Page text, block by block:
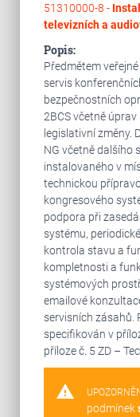
51310000-8 -
televizních a
Popis:
Předmětem
servis
bezpečnostních
2BCS včetně
legislativní změny.
NG včetně dalšího
instalovaného v
technickou
kongresového
podpora při
systému,
kontrola stavu a
kompletnosti a
systémových
emailové
servisních zásahů.
specifikován v
příloze č. 5 ZD –
warning
podmínek